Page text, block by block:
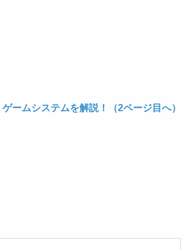
ームシステムを解説！（2ページ目へ）